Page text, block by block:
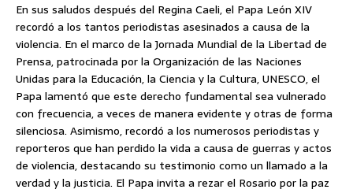
En sus saludos después del Regina Caeli, el Papa León XIV
recordó a los tantos periodistas asesinados a causa de la
violencia. En el marco de la Jornada Mundial de la Libertad de
Prensa, patrocinada por la Organización de las Naciones
Unidas para la Educación, la Ciencia y la Cultura, UNESCO, el
Papa lamentó que este derecho fundamental sea vulnerado
con frecuencia, a veces de manera evidente y otras de forma
silenciosa. Asimismo, recordó a los numerosos periodistas y
reporteros que han perdido la vida a causa de guerras y actos
de violencia, destacando su testimonio como un llamado a la
verdad y la justicia. El Papa invita a rezar el Rosario por la paz